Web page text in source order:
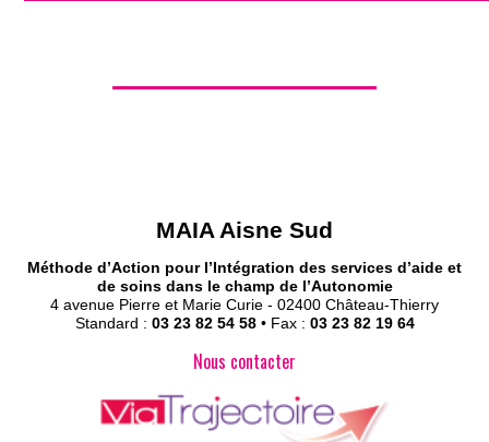
MAIA Aisne Sud
Méthode d’Action pour l’Intégration des services d’aide et
de soins dans le champ de l’Autonomie
4 avenue Pierre et Marie Curie - 02400 Château-Thierry
Standard : 03 23 82 54 58• Fax : 03 23 82 19 64
Nous contacter